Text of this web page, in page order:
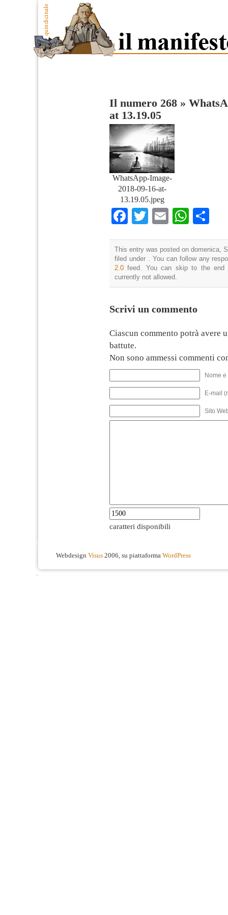
Il numero 268 »
at 13.19.05
WhatsApp-Image-
2018-09-16-at-
13.19.05.jpeg
Facebook
TwitterEmail
This entry was posted on domenica,
filed under . You can follow any
2.0 feed. You can skip to the end
currently not allowed.
Scrivi un commento
Ciascun commento potrà avere
battute.
Non sono ammessi commenti
Nome
E-mail
Sito
caratteri disponibili
Webdesign Visus 2006, su piattaforma WordPress